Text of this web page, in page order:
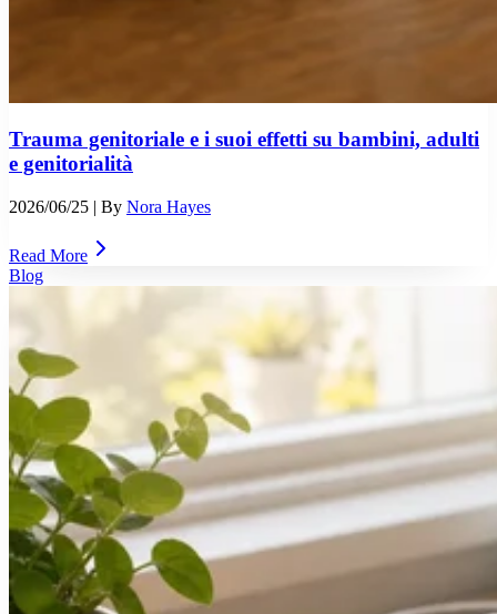
Trauma genitoriale e i suoi effetti su bambini, adulti
e genitorialità
2026/06/25 | By Nora Hayes
Read More
Blog